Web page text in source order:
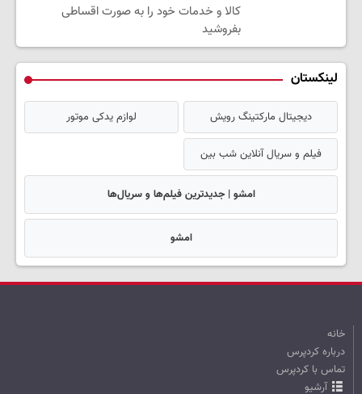
کالا و خدمات خود را به صورت اقساطی
بفروشید
لینکستان
دیجیتال مارکتینگ رویش لوازم یدکی موتور
فیلم و سریال آنلاین شب بین
امشو | جدیدترین فیلم‌ها و سریال‌ها
امشو
خانه
درباره کردپرس
تماس با کردپرس
آرشیو